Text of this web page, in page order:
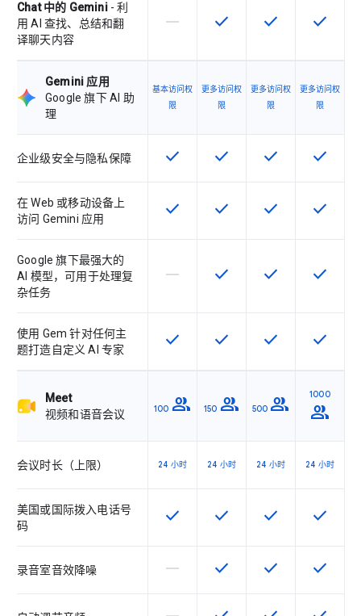
Chat 中的 Gemini- 利
用 AI 查找、总结和翻
译聊天内容
该 SKU 不支持此功能
horizontal_rule 该 SKU 提供此功能
check 该 SKU 提供此功
check 该 SKU
check
Gemini 应用
Google 旗下 AI 助
理
基本访问权
限
更多访问权
限
更多访问权
限
更多访问权
限
企业级安全与隐私保障 该 SKU 提供此功能
check 该 SKU 提供此功能
check 该 SKU 提供此功
check 该 SKU
check
在 Web 或移动设备上
访问 Gemini 应用
该 SKU 提供此功能
check 该 SKU 提供此功能
check 该 SKU 提供此功
check 该 SKU
check
Google 旗下最强大的
AI 模型，可用于处理复
杂任务
该 SKU 不支持此功能
horizontal_rule 该 SKU 提供此功能
check 该 SKU 提供此功
check 该 SKU
check
使用 Gem 针对任何主
题打造自定义 AI 专家
该 SKU 提供此功能
check 该 SKU 提供此功能
check 该 SKU 提供此功
check 该 SKU
check
Meet
视频和语音会议
100 group 150 group 500 group 1000
group
会议时长（上限） 24 小时 24 小时 24 小时 24 小时
美国或国际拨入电话号
码
该 SKU 提供此功能
check 该 SKU 提供此功能
check 该 SKU 提供此功
check 该 SKU
check
录音室音效降噪 该 SKU 不支持此功能
horizontal_rule 该 SKU 提供此功能
check 该 SKU 提供此功
check 该 SKU
check